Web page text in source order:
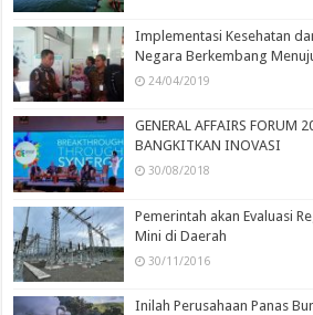
Implementasi Kesehatan
Negara Berkembang
24/04/2019
GENERAL AFFAIRS FORUM
BANGKITKAN INOVASI
30/08/2018
Pemerintah akan Evaluasi
Mini di Daerah
30/11/2016
Inilah Perusahaan Panas